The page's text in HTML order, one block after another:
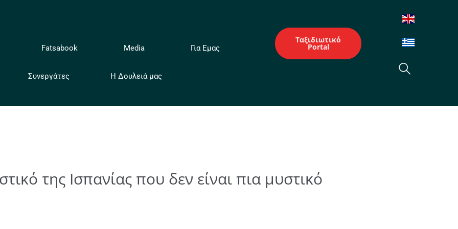
Fatsabook Media Για Εμας
Συνεργάτες Η Δουλειά μας
Ταξιδιωτικό
Portal
της Ισπανίας που δεν είναι πια μυστικό